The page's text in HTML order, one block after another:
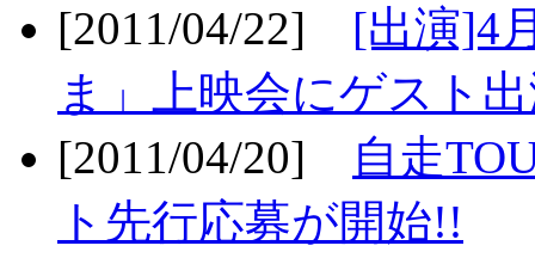
[2011/04/22] [出演]4
ま」上映会にゲスト
[2011/04/20]
自走
ト先行応募が開始!!